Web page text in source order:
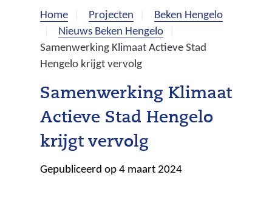
k
n
l
a
p
p
n
Home Projecten
Beken Hengelo
Nieuws Beken Hengelo
Samenwerking Klimaat Actieve Stad
Hengelo krijgt vervolg
Samenwerking Klimaat
Actieve Stad Hengelo
krijgt vervolg
Gepubliceerd op 4 maart 2024